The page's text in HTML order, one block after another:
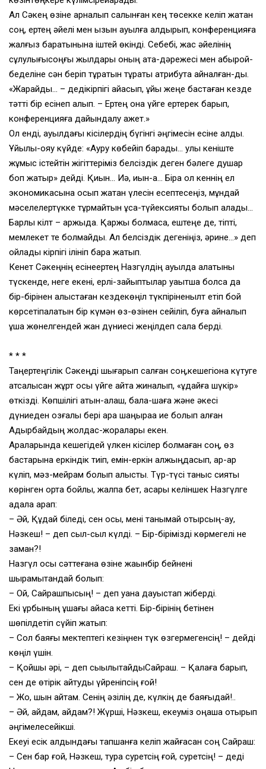
Ал Сәкең өзіне арналып салынған кең төсекке келіп жатқан
соң, ертең әйелі мен қызын ауылға қалдырып, конференцияға
жалғыз баратынына іштей өкінді. Себебі, жас әйелінің
сұлулығысоңғы жылдары оның атақ-дәрежесі мен абырой-
беделіне сән беріп тұратын тұрақты атрибутқа айналған-ды.
«Жарайды… – дедікірпігі айқасып, ұйқы жеңе бастаған кезде
тәтті бір есінеп алып. – Ертең қонақ үйге ертерек барып,
конференцияға дайындалу қажет.»
Ол енді, ауылдағы кісілердің бүгінгі әңгімесін есіне алды.
Ұйқылы-ояу күйде: «Ауру көбейіп барады… улы кеніште
жұмыс істейтін жігіттеріміз белсіздік деген бәлеге душар
боп жатыр» дейді. Қиын… Иә, қиын-ақ… Бірақ ол кеннің ел
экономикасына қосып жатқан үлесін есептесеңіз, мұндай
мәселелертүкке тұрмайтын ұсақ-түйексияқты болып қалады…
Барлық кілт – қаржыда. Қаржы болмаса, ештеңе де, тіпті,
мемлекет те болмайды. Ал белсіздік дегеніңіз, әрине…» деп
ойлады кірпігі ілініп бара жатып.
Кенет Сәкеңнің есінеертең Назгүлдің ауылда қалатыны
түскенде, неге екені, ерлі-зайыптылар уақытша болса да
бір-бірінен алыстаған кездекөңіл түкпіріненқылт етіп бой
көрсетіпқалатын бір күмән өз-өзінен сейіліп, буға айналып
ұша жөнелгендей жан дүниесі жеңілдеп сала берді.
* * *
Таңертеңгілік Сәкеңді шығарып салған соң,кешегіқонақ күтуге
атсалысқан жұрт осы үйге қайта жиналып, «құдайға шүкір»
өткізді. Көпшілігі қатын-қалаш, бала-шаға және әкесі
дүниеден озғалы бері қара шаңыраққа ие болып қалған
Адырбайдың жолдас-жоралары екен.
Араларында кешегідей үлкен кісілер болмаған соң, өз
бастарына еркіндік тиіп, емін-еркін қалжыңдасып, қарқ-қарқ
күліп, мәз-мейрам болып қалысты. Түр-түсі таныс сияқты
көрінген орта бойлы, жалпақ бет, ақсары келіншек Назгүлге
қадала қарап:
– Әй, Құдай біледі, сен осы, мені танымай отырсың-ау,
Нәзкеш! – деп сылқ-сылқ күлді. – Бір-бірімізді көрмегелі не
заман?!
Назгүл осы сәттеғана өзіне жақынбір бейнені
шырамытқандай болып:
– Ой, Сайрашпысың! – деп қуана дауыстап жіберді.
Екі құрбының құшағы айқаса кетті. Бір-бірінің бетінен
шөпілдетіп сүйіп жатып:
– Сол баяғы мектептегі кезіңнен түк өзгермегенсің! – дейді
көңіл үшін.
– Қойшы әрі, – деп сықылықтайдыСайраш. – Қалаға барып,
сен де өтірік айтуды үйреніпсің ғой!
– Жо, шын айтам. Сенің әзілің де, күлкің де баяғыдай!..
– Әй, қайдам, қайдам?! Жүрші, Нәзкеш, екеуміз оңаша отырып
әңгімелесейікші.
Екеуі есік алдындағы тапшанға келіп жайғасқан соң Сайраш:
– Сен бар ғой, Нәзкеш, тура суретсің ғой, суретсің! – деді